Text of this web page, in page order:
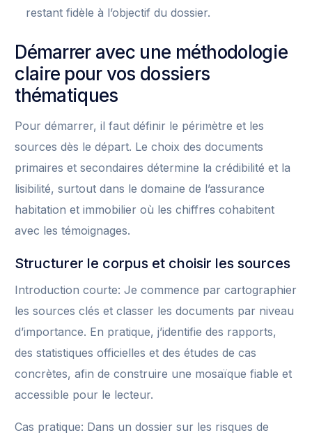
restant fidèle à l’objectif du dossier.
Démarrer avec une méthodologie
claire pour vos dossiers
thématiques
Pour démarrer, il faut définir le périmètre et les
sources dès le départ. Le choix des documents
primaires et secondaires détermine la crédibilité et la
lisibilité, surtout dans le domaine de l’assurance
habitation et immobilier où les chiffres cohabitent
avec les témoignages.
Structurer le corpus et choisir les sources
Introduction courte: Je commence par cartographier
les sources clés et classer les documents par niveau
d’importance. En pratique, j’identifie des rapports,
des statistiques officielles et des études de cas
concrètes, afin de construire une mosaïque fiable et
accessible pour le lecteur.
Cas pratique: Dans un dossier sur les risques de